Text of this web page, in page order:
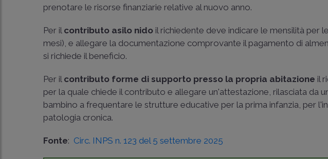
prenotare le risorse finanziarie relative al nuovo anno.
Per il contributo asilo nido il richiedente deve indicare le mensilità per
mesi), e allegare la documentazione comprovante il pagamento di
si richiede il beneficio.
Per il contributo forme di supporto presso la propria abitazione il
per la quale chiede il contributo e allegare un'attestazione, rilasciata da
bambino a frequentare le strutture educative per la prima infanzia, per
patologia cronica.
Fonte: Circ. INPS n. 123 del 5 settembre 2025